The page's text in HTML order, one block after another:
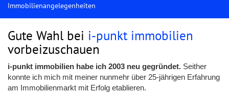
Immobilienangelegenheiten
Gute Wahl bei i-punkt immobilien
vorbeizuschauen
i-punkt immobilien habe ich 2003 neu gegründet. Seither
konnte ich mich mit meiner nunmehr über 25-jährigen Erfahrung
am Immobilienmarkt mit Erfolg etablieren.